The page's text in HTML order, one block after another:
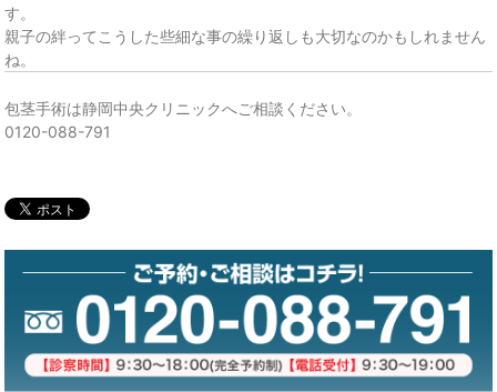
す。
親子の絆ってこうした些細な事の繰り返しも大切なのかもしれません
ね。
包茎手術は静岡中央クリニックへご相談ください。
0120-088-791